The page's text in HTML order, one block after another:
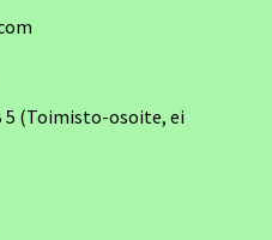
5 (Toimisto-osoite, ei